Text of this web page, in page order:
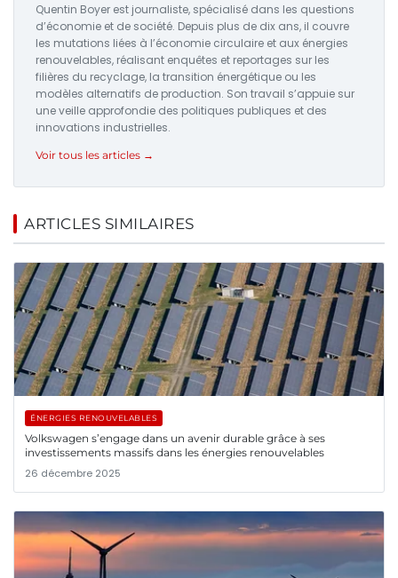
Quentin Boyer est journaliste, spécialisé dans les questions
d’économie et de société. Depuis plus de dix ans, il couvre
les mutations liées à l’économie circulaire et aux énergies
renouvelables, réalisant enquêtes et reportages sur les
filières du recyclage, la transition énergétique ou les
modèles alternatifs de production. Son travail s’appuie sur
une veille approfondie des politiques publiques et des
innovations industrielles.
Voir tous les articles →
ARTICLES SIMILAIRES
ÉNERGIES RENOUVELABLES
Volkswagen s’engage dans un avenir durable grâce à ses
investissements massifs dans les énergies renouvelables
26 décembre 2025